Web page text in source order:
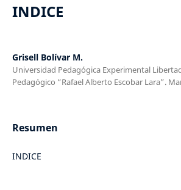
INDICE
Grisell Bolívar M.
Universidad Pedagógica Experimental
Pedagógico “Rafael Alberto Escobar Lara”.
Resumen
INDICE